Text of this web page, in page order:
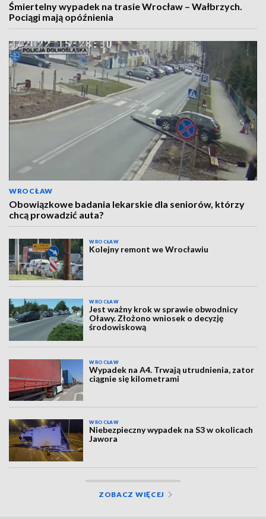
Śmiertelny wypadek na trasie Wrocław – Wałbrzych.
Pociągi mają opóźnienia
WROCŁAW
Obowiązkowe badania lekarskie dla seniorów, którzy
chcą prowadzić auta?
WROCŁAW
Kolejny remont we Wrocławiu
WROCŁAW
Jest ważny krok w sprawie obwodnicy
Oławy. Złożono wniosek o decyzję
środowiskową
WROCŁAW
Wypadek na A4. Trwają utrudnienia, zator
ciągnie się kilometrami
WROCŁAW
Niebezpieczny wypadek na S3 w okolicach
Jawora
ZOBACZ WIĘCEJ